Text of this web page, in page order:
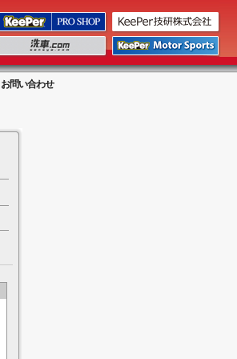
お問い合わせ